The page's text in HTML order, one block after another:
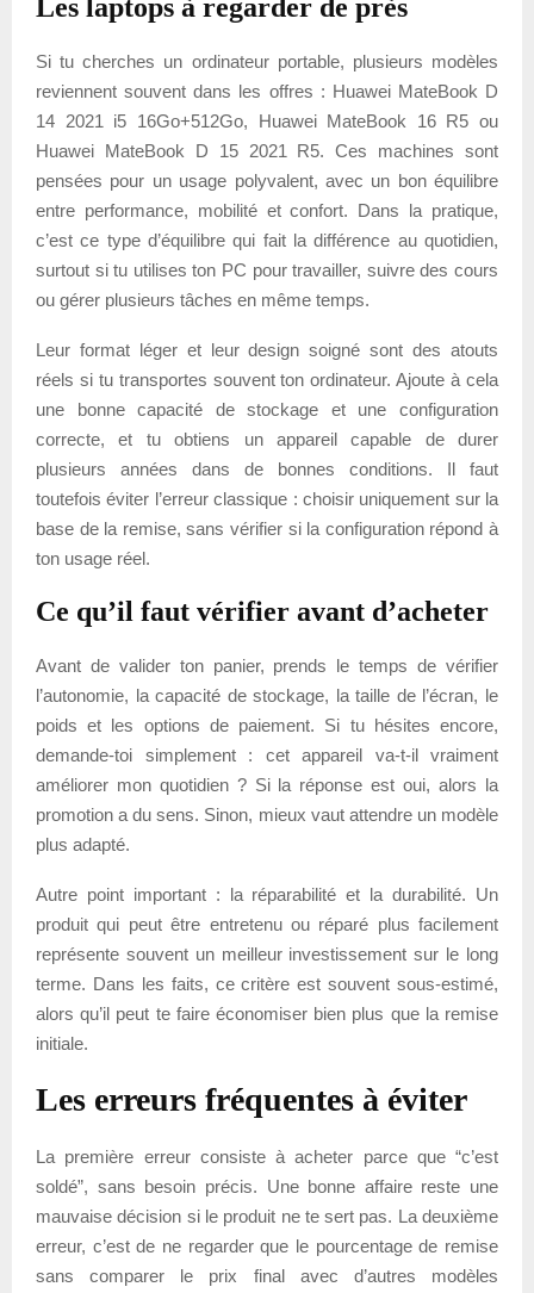
Les laptops à regarder de près
Si tu cherches un ordinateur portable, plusieurs modèles
reviennent souvent dans les offres : Huawei MateBook D
14 2021 i5 16Go+512Go, Huawei MateBook 16 R5 ou
Huawei MateBook D 15 2021 R5. Ces machines sont
pensées pour un usage polyvalent, avec un bon équilibre
entre performance, mobilité et confort. Dans la pratique,
c’est ce type d’équilibre qui fait la différence au quotidien,
surtout si tu utilises ton PC pour travailler, suivre des cours
ou gérer plusieurs tâches en même temps.
Leur format léger et leur design soigné sont des atouts
réels si tu transportes souvent ton ordinateur. Ajoute à cela
une bonne capacité de stockage et une configuration
correcte, et tu obtiens un appareil capable de durer
plusieurs années dans de bonnes conditions. Il faut
toutefois éviter l’erreur classique : choisir uniquement sur la
base de la remise, sans vérifier si la configuration répond à
ton usage réel.
Ce qu’il faut vérifier avant d’acheter
Avant de valider ton panier, prends le temps de vérifier
l’autonomie, la capacité de stockage, la taille de l’écran, le
poids et les options de paiement. Si tu hésites encore,
demande-toi simplement : cet appareil va-t-il vraiment
améliorer mon quotidien ? Si la réponse est oui, alors la
promotion a du sens. Sinon, mieux vaut attendre un modèle
plus adapté.
Autre point important : la réparabilité et la durabilité. Un
produit qui peut être entretenu ou réparé plus facilement
représente souvent un meilleur investissement sur le long
terme. Dans les faits, ce critère est souvent sous-estimé,
alors qu’il peut te faire économiser bien plus que la remise
initiale.
Les erreurs fréquentes à éviter
La première erreur consiste à acheter parce que “c’est
soldé”, sans besoin précis. Une bonne affaire reste une
mauvaise décision si le produit ne te sert pas. La deuxième
erreur, c’est de ne regarder que le pourcentage de remise
sans comparer le prix final avec d’autres modèles